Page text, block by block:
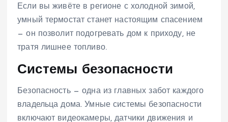
Если вы живёте в регионе с холодной зимой,
умный термостат станет настоящим спасением
— он позволит подогревать дом к приходу, не
тратя лишнее топливо.
Системы безопасности
Безопасность — одна из главных забот каждого
владельца дома. Умные системы безопасности
включают видеокамеры, датчики движения и